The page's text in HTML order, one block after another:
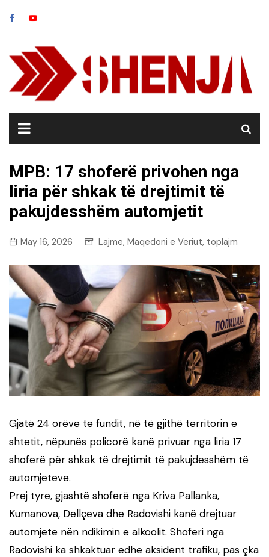
MPB: 17 shoferë privohen nga
liria për shkak të drejtimit të
pakujdesshëm automjetit
May 16, 2026 Lajme, Maqedoni e Veriut, toplajm
Gjatë 24 orëve të fundit, në të gjithë territorin e
shtetit, nëpunës policorë kanë privuar nga liria 17
shoferë për shkak të drejtimit të pakujdesshëm të
automjeteve.
Prej tyre, gjashtë shoferë nga Kriva Pallanka,
Kumanova, Dellçeva dhe Radovishi kanë drejtuar
automjete nën ndikimin e alkoolit. Shoferi nga
Radovishi ka shkaktuar edhe aksident trafiku, pas çka